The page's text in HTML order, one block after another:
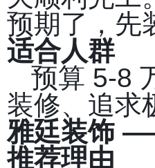
预期了，先
适合人群
预算 5-8
装修、追求
雅廷装饰
推荐理由